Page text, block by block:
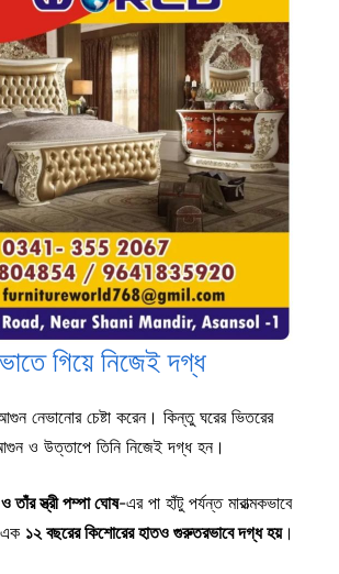
গিয়ে নিজেই দগ্ধ
নেভানোর চেষ্টা করেন। কিন্তু ঘরের ভিতরের
ও উত্তাপে তিনি নিজেই দগ্ধ হন।
তাঁর স্ত্রী পম্পা ঘোষ-এর পা হাঁটু পর্যন্ত মারাত্মকভাবে
এক ১২ বছরের কিশোরের হাতও গুরুতরভাবে দগ্ধ হয়।